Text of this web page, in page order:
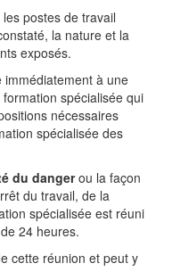
postes de travail
la nature et la
exposés.
à une
spécialisée qui
nécessaires
spécialisée des
du danger ou la façon
du travail, de la
spécialisée est réuni
24 heures.
cette réunion et peut y